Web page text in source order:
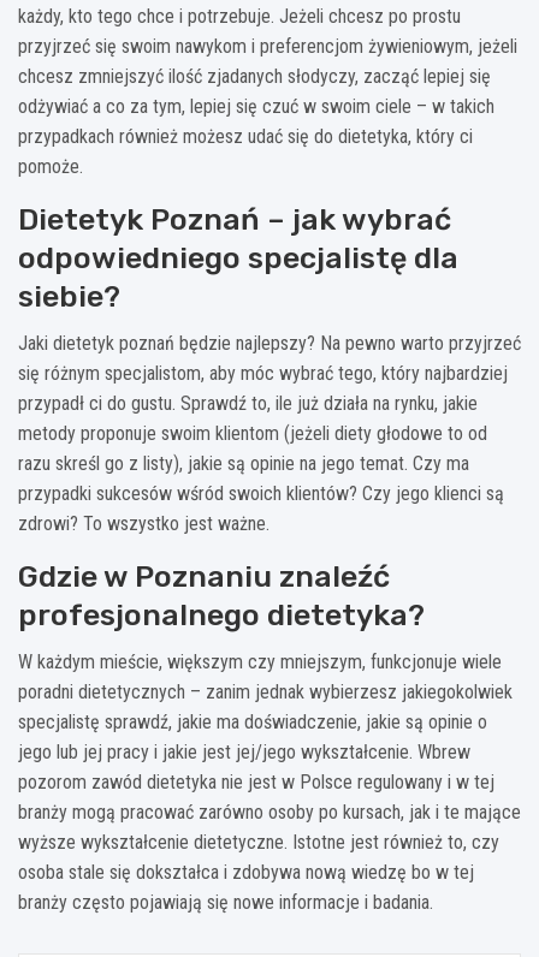
każdy, kto tego chce i potrzebuje. Jeżeli chcesz po prostu
przyjrzeć się swoim nawykom i preferencjom żywieniowym, jeżeli
chcesz zmniejszyć ilość zjadanych słodyczy, zacząć lepiej się
odżywiać a co za tym, lepiej się czuć w swoim ciele – w takich
przypadkach również możesz udać się do dietetyka, który ci
pomoże.
Dietetyk Poznań – jak wybrać
odpowiedniego specjalistę dla
siebie?
Jaki dietetyk poznań będzie najlepszy? Na pewno warto przyjrzeć
się różnym specjalistom, aby móc wybrać tego, który najbardziej
przypadł ci do gustu. Sprawdź to, ile już działa na rynku, jakie
metody proponuje swoim klientom (jeżeli diety głodowe to od
razu skreśl go z listy), jakie są opinie na jego temat. Czy ma
przypadki sukcesów wśród swoich klientów? Czy jego klienci są
zdrowi? To wszystko jest ważne.
Gdzie w Poznaniu znaleźć
profesjonalnego dietetyka?
W każdym mieście, większym czy mniejszym, funkcjonuje wiele
poradni dietetycznych – zanim jednak wybierzesz jakiegokolwiek
specjalistę sprawdź, jakie ma doświadczenie, jakie są opinie o
jego lub jej pracy i jakie jest jej/jego wykształcenie. Wbrew
pozorom zawód dietetyka nie jest w Polsce regulowany i w tej
branży mogą pracować zarówno osoby po kursach, jak i te mające
wyższe wykształcenie dietetyczne. Istotne jest również to, czy
osoba stale się dokształca i zdobywa nową wiedzę bo w tej
branży często pojawiają się nowe informacje i badania.